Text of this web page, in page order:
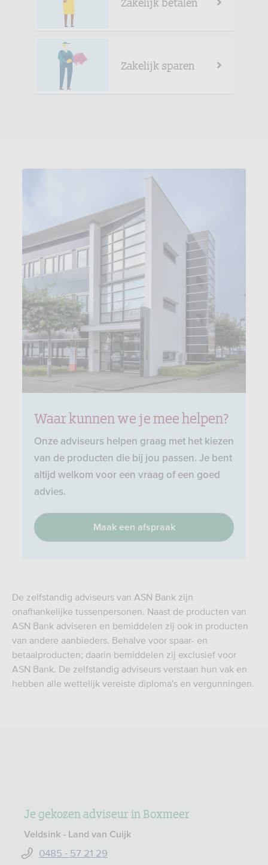
Zakelijk sparen
Waar kunnen we je mee helpen?
Onze adviseurs helpen graag met het kiezen
van de producten die bij jou passen. Je bent
altijd welkom voor een vraag of een goed
advies.
Maak een afspraak
De zelfstandig adviseurs van ASN Bank zijn
onafhankelijke tussenpersonen. Naast de producten van
ASN Bank adviseren en bemiddelen zij ook in producten
van andere aanbieders. Behalve voor spaar- en
betaalproducten; daarin bemiddelen zij exclusief voor
ASN Bank. De zelfstandig adviseurs verstaan hun vak en
hebben alle wettelijk vereiste diploma's en vergunningen.
Je gekozen adviseur in Boxmeer
Veldsink - Land van Cuijk
0485 - 57 21 29